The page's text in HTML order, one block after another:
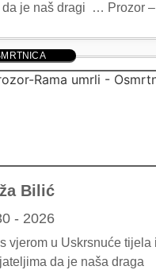
je naš dragi … Prozor
Bilić
- 2026
vjerom u Uskrsnuće tijela
da je naša draga